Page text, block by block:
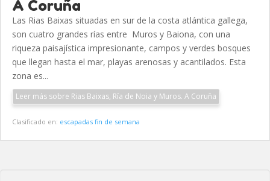
A Coruña
Las Rias Baixas situadas en sur de la costa atlántica gallega,
son cuatro grandes rías entre Muros y Baiona, con una
riqueza paisajística impresionante, campos y verdes bosques
que llegan hasta el mar, playas arenosas y acantilados. Esta
zona es...
Leer más sobre Rias Baixas, Ría de Noia y Muros. A Coruña
Clasificado en: escapadas fin de semana